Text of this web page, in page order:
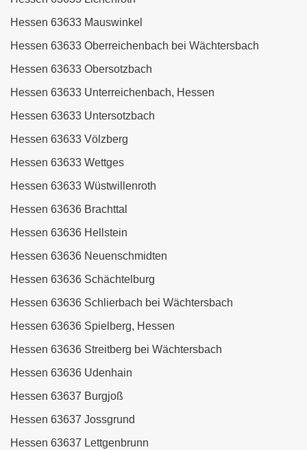
Hessen 63633 Mauswinkel
Hessen 63633 Oberreichenbach bei Wächtersbach
Hessen 63633 Obersotzbach
Hessen 63633 Unterreichenbach, Hessen
Hessen 63633 Untersotzbach
Hessen 63633 Völzberg
Hessen 63633 Wettges
Hessen 63633 Wüstwillenroth
Hessen 63636 Brachttal
Hessen 63636 Hellstein
Hessen 63636 Neuenschmidten
Hessen 63636 Schächtelburg
Hessen 63636 Schlierbach bei Wächtersbach
Hessen 63636 Spielberg, Hessen
Hessen 63636 Streitberg bei Wächtersbach
Hessen 63636 Udenhain
Hessen 63637 Burgjoß
Hessen 63637 Jossgrund
Hessen 63637 Lettgenbrunn